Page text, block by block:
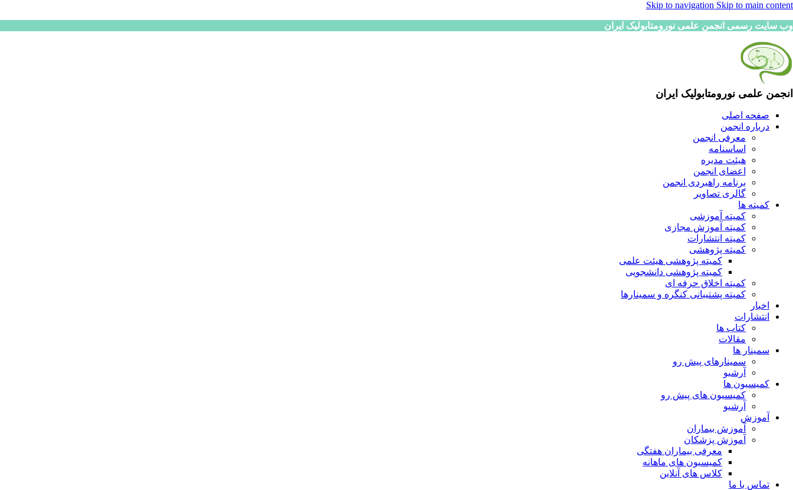
Skip to navigation Skip to main content
وب سایت رسمی انجمن علمی نورومتابولیک ایران
انجمن علمی نورومتابولیک ایران
صفحه اصلی
درباره انجمن
معرفی انجمن
اساسنامه
هیئت مدیره
اعضای انجمن
برنامه راهبردی انجمن
گالری تصاویر
کمیته ها
کمیته آموزشی
کمیته آموزش مجازی
کمیته انتشارات
کمیته پژوهشی
کمیته پژوهشی هیئت علمی
کمیته پژوهشی دانشجویی
کمیته اخلاق حرفه ای
کمیته پشتیبانی کنگره و سمینارها
اخبار
انتشارات
کتاب ها
مقالات
سمینار ها
سمینارهای پیش رو
آرشیو
کمیسیون ها
کمیسیون های پیش رو
آرشیو
آموزش
آموزش بیماران
آموزش پزشکان
معرفی بیماران هفتگی
کمیسیون های ماهانه
کلاس های آنلاین
تماس با ما